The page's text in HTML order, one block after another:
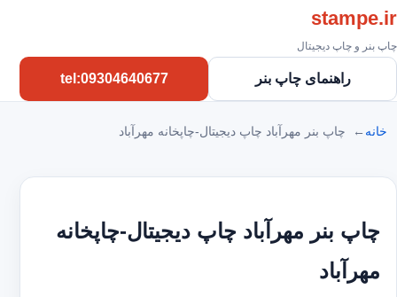
stampe.ir
چاپ بنر و چاپ دیجیتال
راهنمای چاپ بنر tel:09304640677
خانه چاپ بنر مهرآباد چاپ دیجیتال-چاپخانه مهرآباد
چاپ بنر مهرآباد چاپ دیجیتال-چاپخانه
مهرآباد